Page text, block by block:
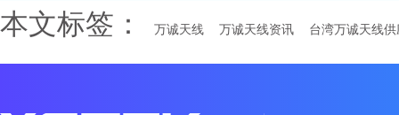
本文标签： 万诚天线 万诚天线资讯 台湾万诚天线